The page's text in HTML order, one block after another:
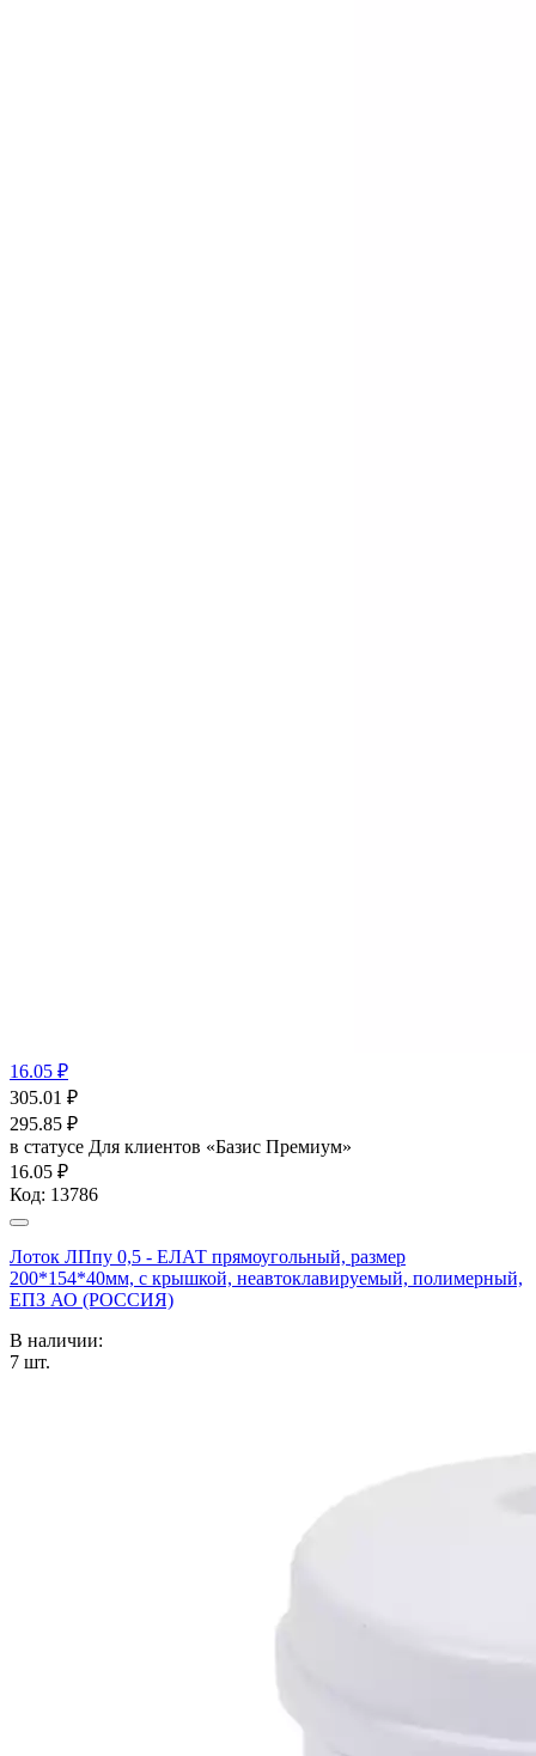
16.05 ₽
305.01 ₽
295.85 ₽
в статусе Для клиентов «Базис Премиум»
16.05 ₽
Код: 13786
Лоток ЛПпу 0,5 - ЕЛАТ прямоугольный, размер
200*154*40мм, с крышкой, неавтоклавируемый, полимерный,
ЕПЗ АО (РОССИЯ)
В наличии:
7 шт.